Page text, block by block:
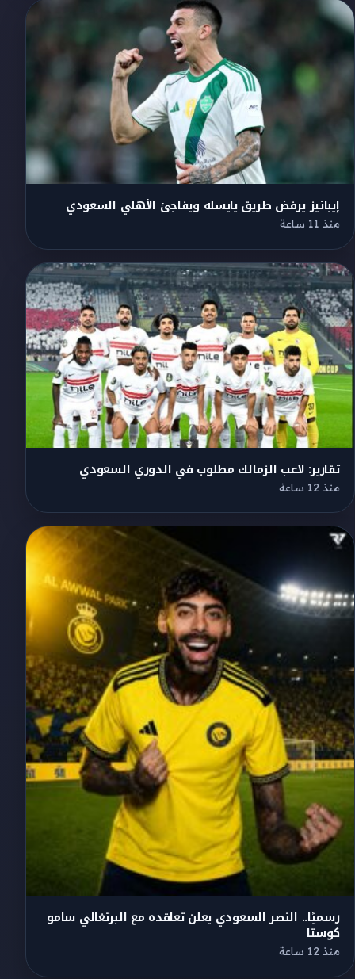
إيبانيز يرفض طريق يايسله ويفاجئ الأهلي السعودي
منذ 11 ساعة
تقارير: لاعب الزمالك مطلوب في الدوري السعودي
منذ 12 ساعة
رسميًا.. النصر السعودي يعلن تعاقده مع البرتغالي سامو
كوستا
منذ 12 ساعة